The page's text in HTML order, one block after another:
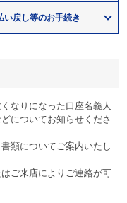
い戻し等のお手続き
なりになった口座名義人
についてお知らせくださ
類についてご案内いたし
ご来店によりご連絡が可